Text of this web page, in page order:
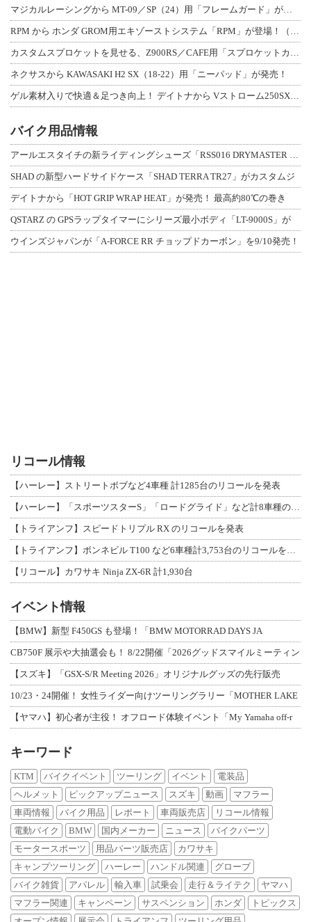
ネクサスから KAWASAKI H2 SX（18-22）用「ニーパッド」が発売！
バイク用品情報
SHAD の新型ハードサイドケース「SHAD TERRA TR27」がカスタムジ
デイトナから「HOT GRIP WRAP HEAT」が発売！ 最高約80℃の巻き
QSTARZ の GPSラップタイマーにシリーズ最小ボディ「LT-9000S」が
ウインズジャパンが「A-FORCE RR チョップドカーボン」を9/10発売！
リコール情報
【ハーレー】ストリートボブなど4車種 計1285台のリコールを発表
【トライアンフ】スピードトリプル RX のリコールを発表
【リコール】カワサキ Ninja ZX-6R 計1,930台
イベント情報
【BMW】新型 F450GS も登場！「BMW MOTORRAD DAYS JA
CB750F 展示や大抽選会も！ 8/22開催「2026グッドスマイルミーティン
【スズキ】「GSX-S/R Meeting 2026」オリジナルグッズの先行販売
10/23・24開催！ 女性ライダー向けツーリングラリー「MOTHER LAKE
【ヤマハ】初心者が主役！ オフロード体験イベント「My Yamaha off-r
キーワード
KTM バイクイベント ツーリング イベント
電装品
ヘルメット
ピックアップニュース スズキ 動画
マフラー
車両情報
バイク用品 レポート 車両販売店
リコール情報
電動バイク
BMW 国内メーカー ニュース
バイクパーツ
モータースポーツ
用品パーツ販売店
カワサキ
キャンプツーリング
ハーレー ハンドル関連
グローブ
バイク雑貨
アパレル 輸入車 試乗会 走行＆ライテク
ヤマハ
マフラー関連
キャンペーン サスペンション ホンダ
トピックス